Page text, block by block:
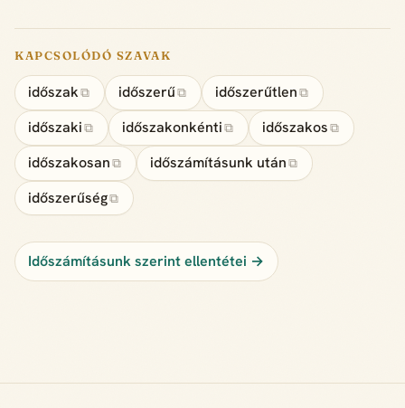
KAPCSOLÓDÓ SZAVAK
időszak ⧉ időszerű⧉ időszerűtlen ⧉
időszaki ⧉ időszakonkénti ⧉ időszakos ⧉
időszakosan ⧉ időszámításunk után ⧉
időszerűség⧉
Időszámításunk szerint ellentétei →